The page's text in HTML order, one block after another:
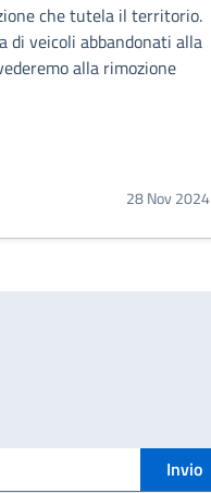
che tutela il territorio.
di veicoli abbandonati alla
alla rimozione
28 Nov 2024
Invio